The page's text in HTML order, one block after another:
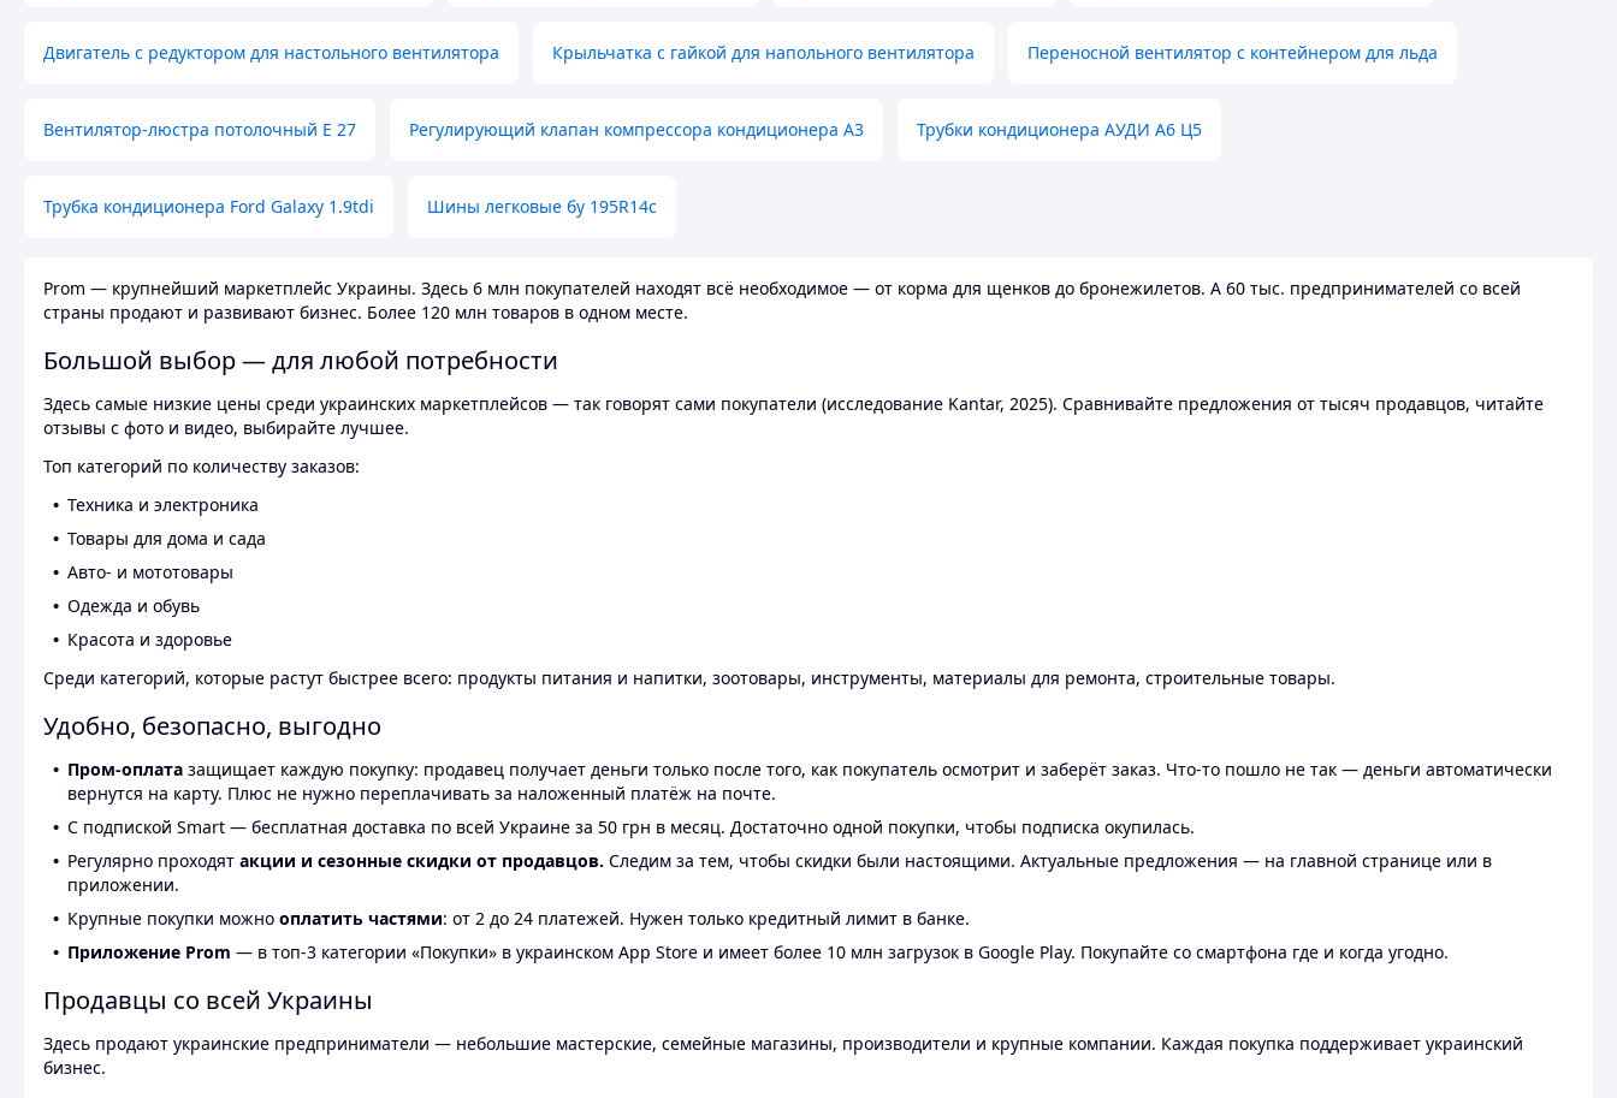
Двигатель с редуктором для настольного вентилятора Крыльчатка с гайкой для напольного вентилятора Переносной вентилятор с контейнером для льда
Вентилятор-люстра потолочный E 27 Регулирующий клапан компрессора кондиционера А3 Трубки кондиционера АУДИ А6 Ц5
Трубка кондиционера Ford Galaxy 1.9tdi Шины легковые бу 195R14c
Prom — крупнейший маркетплейс Украины. Здесь 6 млн покупателей находят всё необходимое — от корма для щенков до бронежилетов. А 60 тыс. предпринимателей со всей
страны продают и развивают бизнес. Более 120 млн товаров в одном месте.
Большой выбор — для любой потребности
Здесь самые низкие цены среди украинских маркетплейсов — так говорят сами покупатели (исследование Kantar, 2025). Сравнивайте предложения от тысяч продавцов, читайте
отзывы с фото и видео, выбирайте лучшее.
Топ категорий по количеству заказов:
Техника и электроника
Товары для дома и сада
Авто- и мототовары
Одежда и обувь
Красота и здоровье
Среди категорий, которые растут быстрее всего: продукты питания и напитки, зоотовары, инструменты, материалы для ремонта, строительные товары.
Удобно, безопасно, выгодно
Пром-оплата защищает каждую покупку: продавец получает деньги только после того, как покупатель осмотрит и заберёт заказ. Что-то пошло не так — деньги автоматически
вернутся на карту. Плюс не нужно переплачивать за наложенный платёж на почте.
С подпиской Smart — бесплатная доставка по всей Украине за 50 грн в месяц. Достаточно одной покупки, чтобы подписка окупилась.
Регулярно проходят акции и сезонные скидки от продавцов. Следим за тем, чтобы скидки были настоящими. Актуальные предложения — на главной странице или в
приложении.
Крупные покупки можно оплатить частями: от 2 до 24 платежей. Нужен только кредитный лимит в банке.
Приложение Prom — в топ-3 категории «Покупки» в украинском App Store и имеет более 10 млн загрузок в Google Play. Покупайте со смартфона где и когда угодно.
Продавцы со всей Украины
Здесь продают украинские предприниматели — небольшие мастерские, семейные магазины, производители и крупные компании. Каждая покупка поддерживает украинский
бизнес.